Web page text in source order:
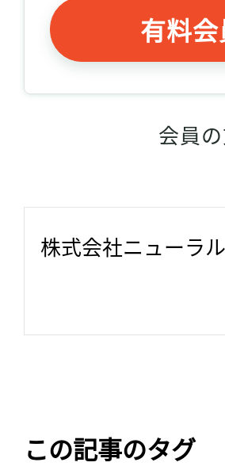
有料
会員
株式会社ニューラ
この記事のタグ